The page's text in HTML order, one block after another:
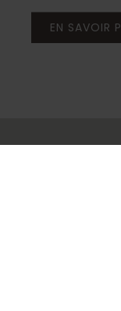
EN SAVOIR